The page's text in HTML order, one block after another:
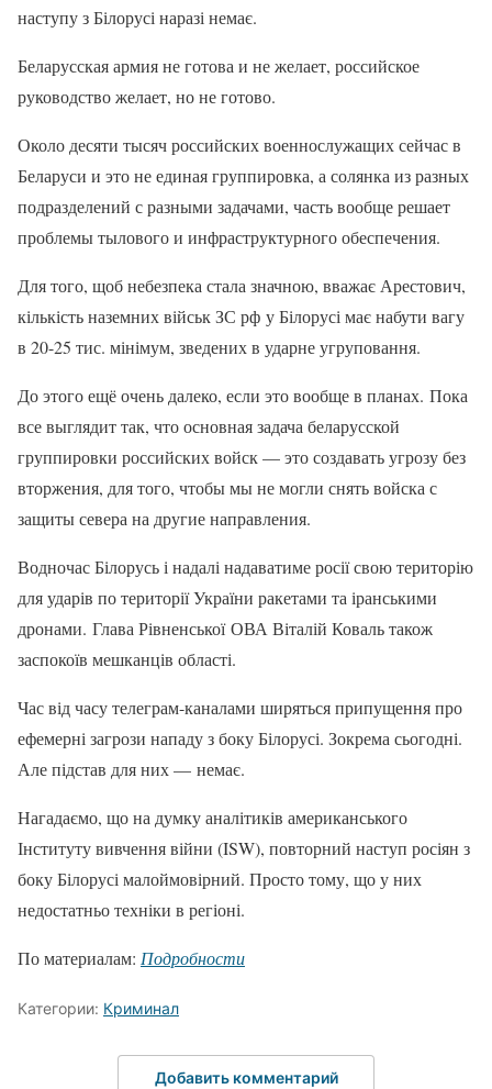
наступу з Білорусі наразі немає.
Беларусская армия не готова и не желает, российское
руководство желает, но не готово.
Около десяти тысяч российских военнослужащих сейчас в
Беларуси и это не единая группировка, а солянка из разных
подразделений с разными задачами, часть вообще решает
проблемы тылового и инфраструктурного обеспечения.
Для того, щоб небезпека стала значною, вважає Арестович,
кількість наземних військ ЗС рф у Білорусі має набути вагу
в 20-25 тис. мінімум, зведених в ударне угруповання.
До этого ещё очень далеко, если это вообще в планах. Пока
все выглядит так, что основная задача беларусской
группировки российских войск — это создавать угрозу без
вторжения, для того, чтобы мы не могли снять войска с
защиты севера на другие направления.
Водночас Білорусь і надалі надаватиме росії свою територію
для ударів по території України ракетами та іранськими
дронами. Глава Рівненської ОВА Віталій Коваль також
заспокоїв мешканців області.
Час від часу телеграм-каналами ширяться припущення про
ефемерні загрози нападу з боку Білорусі. Зокрема сьогодні.
Але підстав для них — немає.
Нагадаємо, що на думку аналітиків американського
Інституту вивчення війни (ISW), повторний наступ росіян з
боку Білорусі малоймовірний. Просто тому, що у них
недостатньо техніки в регіоні.
По материалам: Подробности
Категории: Криминал
Добавить комментарий